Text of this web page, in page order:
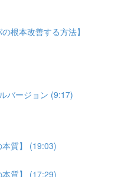
根本改善する方法】
バージョン (9:17)
質】 (19:03)
質】 (17:29)